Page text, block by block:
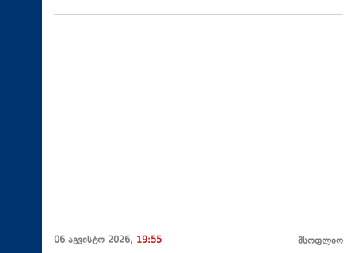
06 აგვისტო 2026, 19:55 მსოფლიო